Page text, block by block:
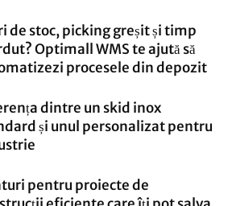
de stoc, picking greșit și timp
Optimall WMS te ajută să
procesele din depozit
dintre un skid inox
și unul personalizat pentru
pentru proiecte de